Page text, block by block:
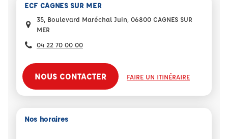
ECF CAGNES SUR MER
35, Boulevard Maréchal Juin, 06800 CAGNES SUR
MER
04 22 70 00 00
NOUS CONTACTER FAIRE UN ITINÉRAIRE
Nos horaires